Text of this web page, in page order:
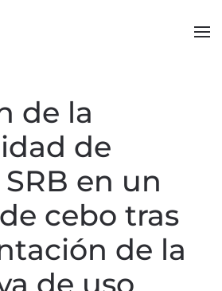
de la
de
en un
cebo tras
de la
de uso